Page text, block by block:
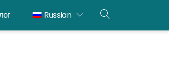
Russian
ОТКРЫТЫЙ